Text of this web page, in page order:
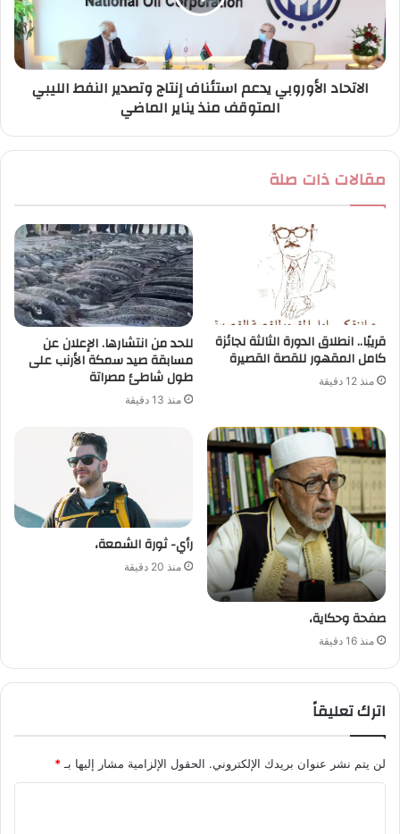
الاتحاد الأوروبي يدعم استئناف إنتاج وتصدير النفط الليبي
المتوقف منذ يناير الماضي
مقالات ذات صلة
قريبًا.. انطلاق الدورة الثالثة لجائزة
كامل المقهور للقصة القصيرة
منذ 12 دقيقة
للحد من انتشارها. الإعلان عن
مسابقة صيد سمكة الأرنب على
طول شاطئ مصراتة
منذ 13 دقيقة
صفحة وحكاية،
منذ 16 دقيقة
رأي- ثورة الشمعة،
منذ 20 دقيقة
اترك تعليقاً
لن يتم نشر عنوان بريدك الإلكتروني. الحقول الإلزامية مشار إليها بـ*